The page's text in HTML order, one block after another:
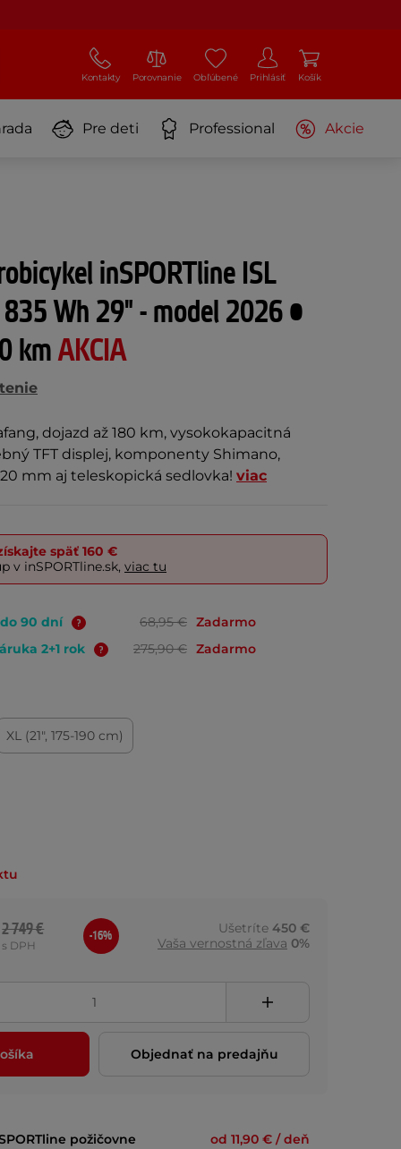
Kontakty Porovnanie Obľúbené Prihlásiť Košík
Pre deti Professional Akcie
inSPORTline ISL
Wh 29" - model 2026 •
kmAKCIA
dojazd až 180 km, vysokokapacitná
TFT displej, komponenty Shimano,
mm aj teleskopická sedlovka! viac
späť 160 €
v inSPORTline.sk, viac tu
90 dní 68,95 € Zadarmo
2+1 rok 275,90 € Zadarmo
XL (21", 175-190 cm)
2 749 €
s DPH
-16% Ušetríte 450 €
Vaša vernostná zľava 0%
Objednať na predajňu
od 11,90 € / deň
požičovne